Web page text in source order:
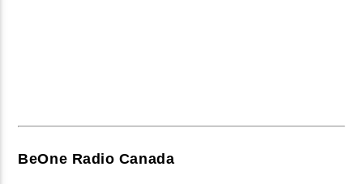
BeOne Radio Canada